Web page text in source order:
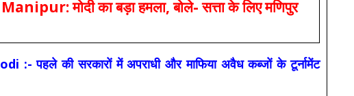
मोदी का बड़ा हमला, बोले- सत्ता के लिए मणिपुर
की सरकारों में अपराधी और माफिया अवैध कब्जों के टूर्नामेंट